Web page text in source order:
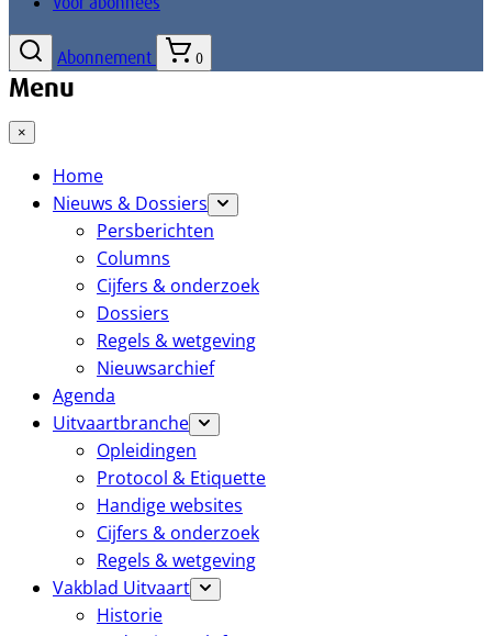
Abonnement 0
Menu
×
Home
Nieuws & Dossiers
Persberichten
Columns
Cijfers & onderzoek
Dossiers
Regels & wetgeving
Nieuwsarchief
Agenda
Uitvaartbranche
Opleidingen
Protocol & Etiquette
Handige websites
Cijfers & onderzoek
Regels & wetgeving
Vakblad Uitvaart
Historie